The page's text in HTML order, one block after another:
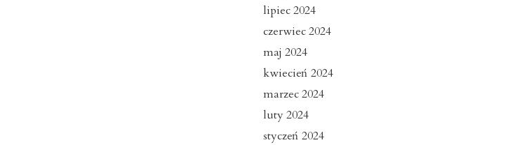
lipiec 2024
czerwiec 2024
maj 2024
kwiecień 2024
marzec 2024
luty 2024
styczeń 2024